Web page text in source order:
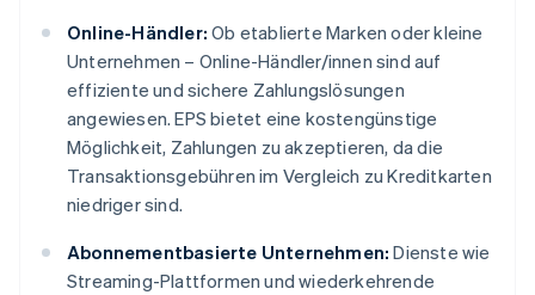
Online-Händler: Ob etablierte Marken oder kleine
Unternehmen – Online-Händler/innen sind auf
effiziente und sichere Zahlungslösungen
angewiesen. EPS bietet eine kostengünstige
Möglichkeit, Zahlungen zu akzeptieren, da die
Transaktionsgebühren im Vergleich zu Kreditkarten
niedriger sind.
Abonnementbasierte Unternehmen: Dienste wie
Streaming-Plattformen und wiederkehrende